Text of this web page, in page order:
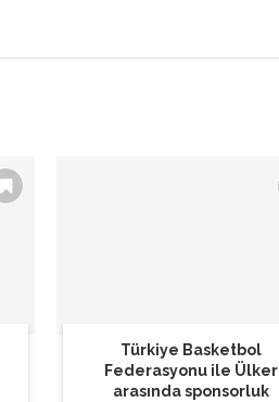
Türkiye Basketbol
Federasyonu ile Ülker
arasında sponsorluk